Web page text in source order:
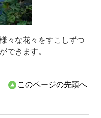
々な花々をすこしずつ
できます。
このページの先頭へ